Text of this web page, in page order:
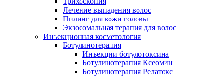
Лечение выпадения волос
Пилинг для кожи головы
Экзосомальная терапия для волос
Инъекционная косметология
Ботулинотерапия
Инъекции ботулотоксина
Ботулинотерапия Ксеомин
Ботулинотерапия Релатокс